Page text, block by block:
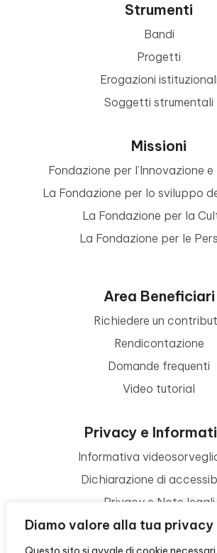
Diamo valore alla tua privacy
Strumenti
Bandi
Progetti
Erogazioni istituzionali
Soggetti strumentali
Missioni
Fondazione per l’Innovazione
La Fondazione per lo sviluppo
La Fondazione per la
La Fondazione per le
Area Beneficiari
Richiedere un
Rendicontazione
Domande frequenti
Video tutorial
Privacy e
Informativa
Dichiarazione di
Privacy e Note legali
Termini di utilizzo
Cookie policy